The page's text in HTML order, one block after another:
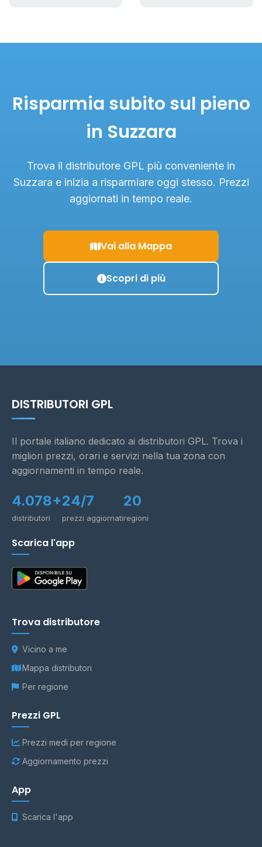
Risparmia subito sul pieno
in Suzzara
Trova il distributore GPL più conveniente in
Suzzara e inizia a risparmiare oggi stesso. Prezzi
aggiornati in tempo reale.
Vai alla Mappa
Scopri di più
DISTRIBUTORI GPL
Il portale italiano dedicato ai distributori GPL. Trova i
migliori prezzi, orari e servizi nella tua zona con
aggiornamenti in tempo reale.
4.078+
distributori
24/7
prezzi aggiornati
20
regioni
Scarica l'app
Trova distributore
Vicino a me
Mappa distributori
Per regione
Prezzi GPL
Prezzi medi per regione
Aggiornamento prezzi
App
Scarica l'app